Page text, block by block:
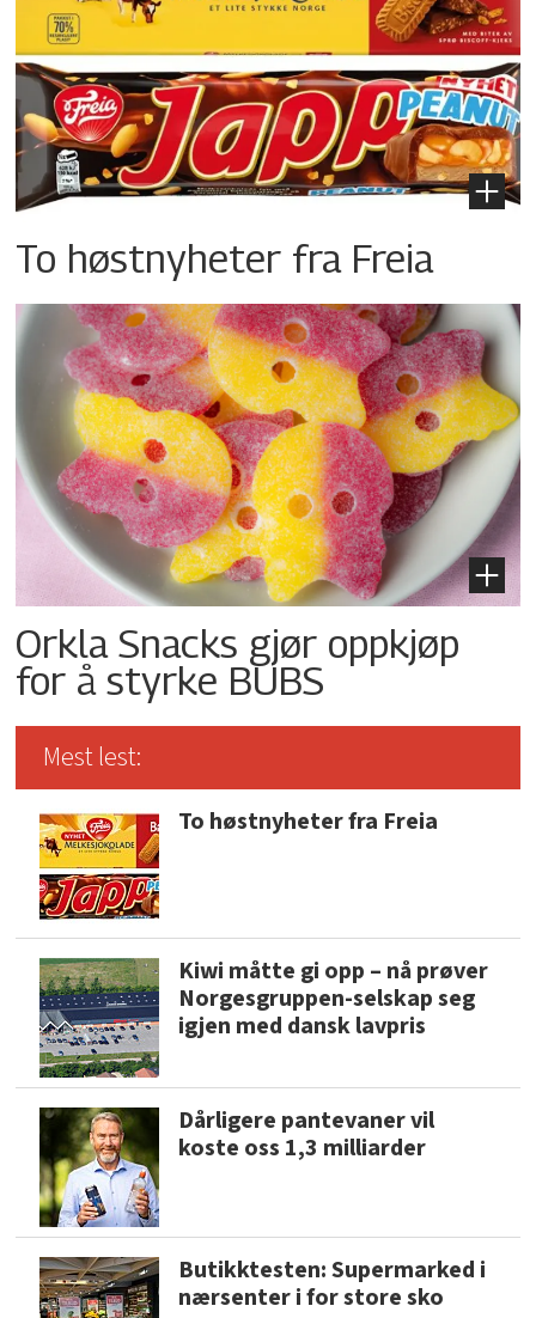
To høstnyheter fra Freia
Orkla Snacks gjør oppkjøp
for å styrke BUBS
Mest lest:
To høstnyheter fra Freia
Kiwi måtte gi opp – nå prøver
Norgesgruppen-selskap seg
igjen med dansk lavpris
Dårligere pantevaner vil
koste oss 1,3 milliarder
Butikktesten: Supermarked i
nærsenter i for store sko